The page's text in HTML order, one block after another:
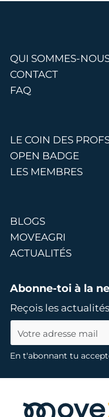
QUI SOMMES-
CONTACT
FAQ
LE COIN DES
OPEN BADGE
LES MEMBRES
BLOGS
MOVEAGRI
ACTUALITÉS
Abonne-toi à la
Reçois les
En t'abonnant tu